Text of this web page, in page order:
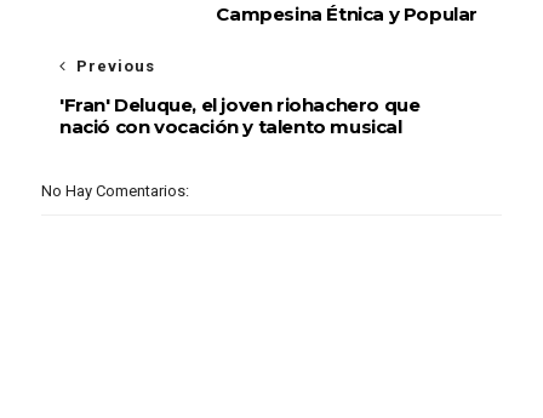
Campesina Étnica y Popular
Previous
'Fran' Deluque, el joven riohachero que
nació con vocación y talento musical
No Hay Comentarios: